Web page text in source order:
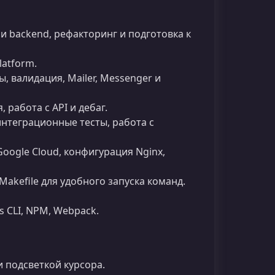
backend, рефакторинг и подготовка к
валидация, Mailer, Messenger и
работа с API и дебаг.
тесты, работа с
Cloud, конфигурация Nginx,
для удобного запуска команд.
CLI, NPM, Webpack.
курсора.